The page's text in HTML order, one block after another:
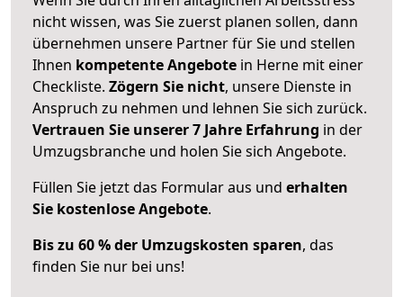
nicht wissen, was Sie zuerst planen sollen, dann
übernehmen unsere Partner für Sie und stellen
Ihnen kompetente Angebote in Herne mit einer
Checkliste. Zögern Sie nicht, unsere Dienste in
Anspruch zu nehmen und lehnen Sie sich zurück.
Vertrauen Sie unserer 7 Jahre Erfahrung in der
Umzugsbranche und holen Sie sich Angebote.
Füllen Sie jetzt das Formular aus und erhalten
Sie kostenlose Angebote.
Bis zu 60 % der Umzugskosten sparen, das
finden Sie nur bei uns!